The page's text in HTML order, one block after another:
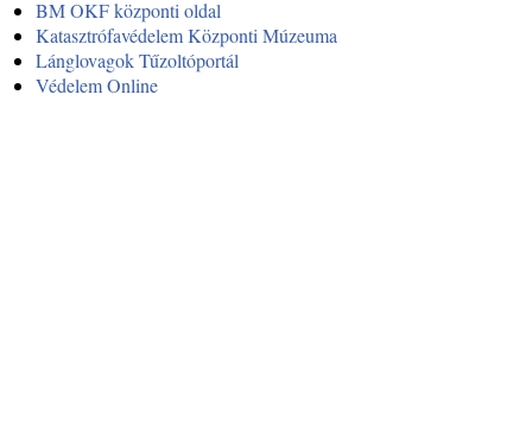
BM OKF központi oldal
Katasztrófavédelem Központi Múzeuma
Lánglovagok Tűzoltóportál
Védelem Online